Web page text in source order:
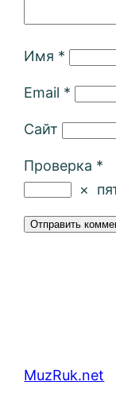
Имя *
Email *
Сайт
Проверка *
×
MuzRuk.net